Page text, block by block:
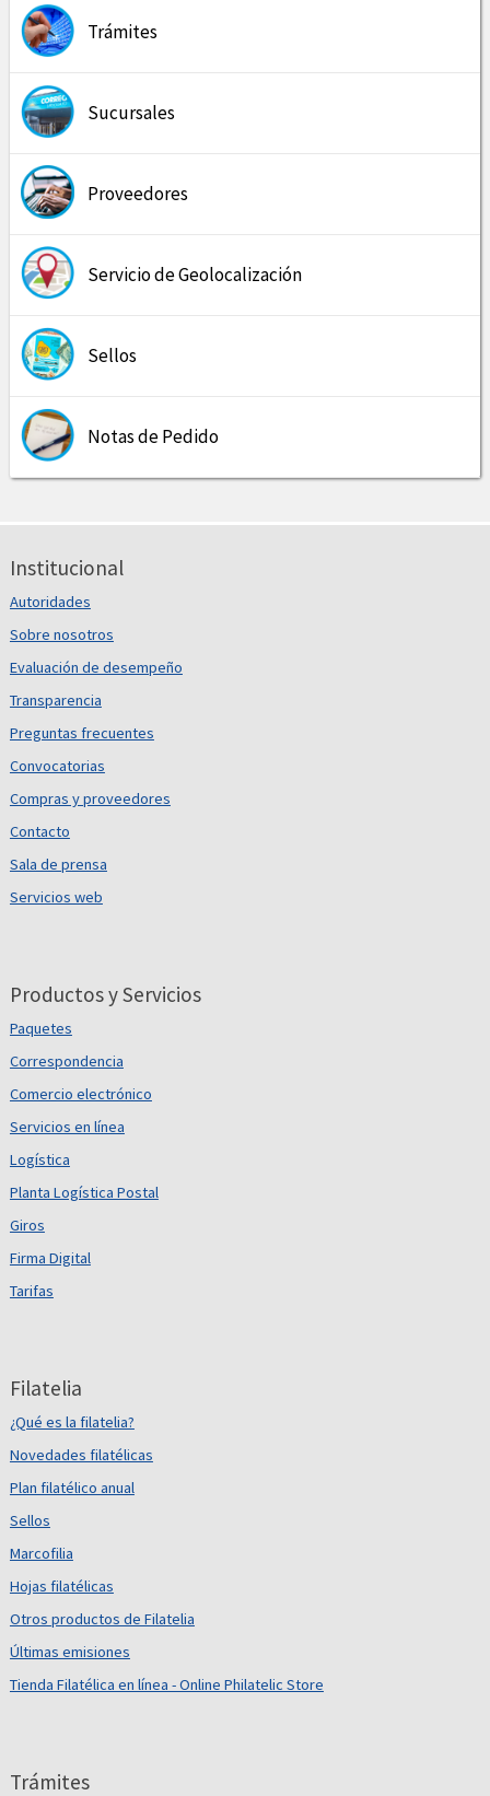
Trámites
Sucursales
Proveedores
Servicio de Geolocalización
Sellos
Notas de Pedido
Institucional
Autoridades
Sobre nosotros
Evaluación de desempeño
Transparencia
Preguntas frecuentes
Convocatorias
Compras y proveedores
Contacto
Sala de prensa
Servicios web
Productos y Servicios
Paquetes
Correspondencia
Comercio electrónico
Servicios en línea
Logística
Planta Logística Postal
Giros
Firma Digital
Tarifas
Filatelia
¿Qué es la filatelia?
Novedades filatélicas
Plan filatélico anual
Sellos
Marcofilia
Hojas filatélicas
Otros productos de Filatelia
Últimas emisiones
Tienda Filatélica en línea - Online Philatelic Store
Trámites